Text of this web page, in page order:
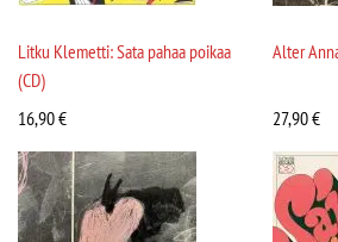
Litku Klemetti: Sata pahaa poikaa
(CD)
16,90€
Alter
27,90€